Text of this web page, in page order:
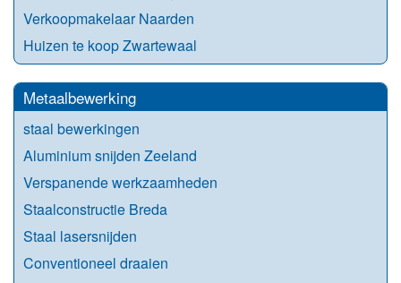
Verkoopmakelaar Naarden
Huizen te koop Zwartewaal
Metaalbewerking
staal bewerkingen
Aluminium snijden Zeeland
Verspanende werkzaamheden
Staalconstructie Breda
Staal lasersnijden
Conventioneel draaien